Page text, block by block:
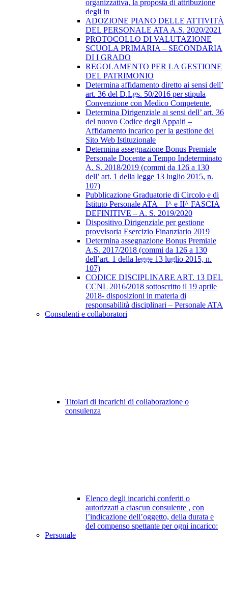
organizzativa, la proposta di attribuzione
degli in
ADOZIONE PIANO DELLE ATTIVITÀ
DEL PERSONALE ATA A.S. 2020/2021
PROTOCOLLO DI VALUTAZIONE
SCUOLA PRIMARIA – SECONDARIA
DI I GRADO
REGOLAMENTO PER LA GESTIONE
DEL PATRIMONIO
Determina affidamento diretto ai sensi dell’
art. 36 del D.Lgs. 50/2016 per stipula
Convenzione con Medico Competente.
Determina Dirigenziale ai sensi dell’ art. 36
del nuovo Codice degli Appalti –
Affidamento incarico per la gestione del
Sito Web Istituzionale
Determina assegnazione Bonus Premiale
Personale Docente a Tempo Indeterminato
A. S. 2018/2019 (commi da 126 a 130
dell’ art. 1 della legge 13 luglio 2015, n.
107)
Pubblicazione Graduatorie di Circolo e di
Istituto Personale ATA – I^ e II^ FASCIA
DEFINITIVE – A. S. 2019/2020
Dispositivo Dirigenziale per gestione
provvisoria Esercizio Finanziario 2019
Determina assegnazione Bonus Premiale
A.S. 2017/2018 (commi da 126 a 130
dell’art. 1 della legge 13 luglio 2015, n.
107)
CODICE DISCIPLINARE ART. 13 DEL
CCNL 2016/2018 sottoscritto il 19 aprile
2018- disposizioni in materia di
responsabilità disciplinari – Personale ATA
Consulenti e collaboratori
Titolari di incarichi di collaborazione o
consulenza
Elenco degli incarichi conferiti o
autorizzati a ciascun consulente , con
l’indicazione dell’oggetto, della durata e
del compenso spettante per ogni incarico:
Personale